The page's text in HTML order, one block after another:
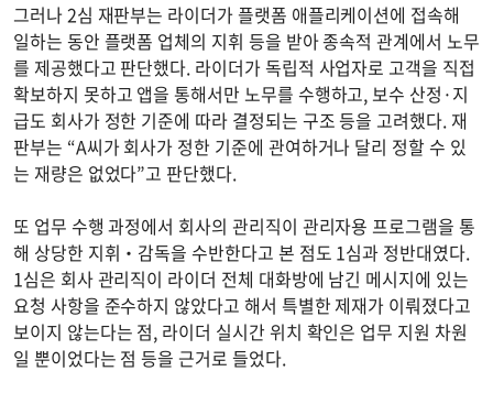
그러나 2심 재판부는 라이더가 플랫폼 애플리케이션에 접속해
일하는 동안 플랫폼 업체의 지휘 등을 받아 종속적 관계에서 노무
를 제공했다고 판단했다. 라이더가 독립적 사업자로 고객을 직접
확보하지 못하고 앱을 통해서만 노무를 수행하고, 보수 산정·지
급도 회사가 정한 기준에 따라 결정되는 구조 등을 고려했다. 재
판부는 “A씨가 회사가 정한 기준에 관여하거나 달리 정할 수 있
는 재량은 없었다”고 판단했다.
또 업무 수행 과정에서 회사의 관리직이 관리자용 프로그램을 통
해 상당한 지휘‧감독을 수반한다고 본 점도 1심과 정반대였다.
1심은 회사 관리직이 라이더 전체 대화방에 남긴 메시지에 있는
요청 사항을 준수하지 않았다고 해서 특별한 제재가 이뤄졌다고
보이지 않는다는 점, 라이더 실시간 위치 확인은 업무 지원 차원
일 뿐이었다는 점 등을 근거로 들었다.